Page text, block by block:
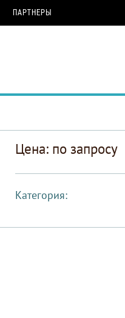
ПАРТНЕРЫ
Цена: по запросу
Категория: